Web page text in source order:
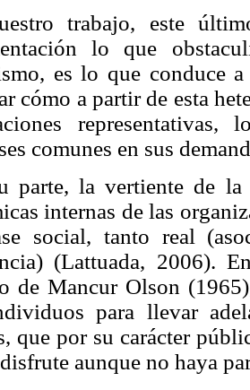
trabajo, este
lo que
es lo que conduce
cómo a partir de esta
comunes en sus
parte, la vertiente de la
internas de las
social, tanto real
(Lattuada, 2006).
de Mancur Olson
para llevar
que por su carácter
aunque no haya